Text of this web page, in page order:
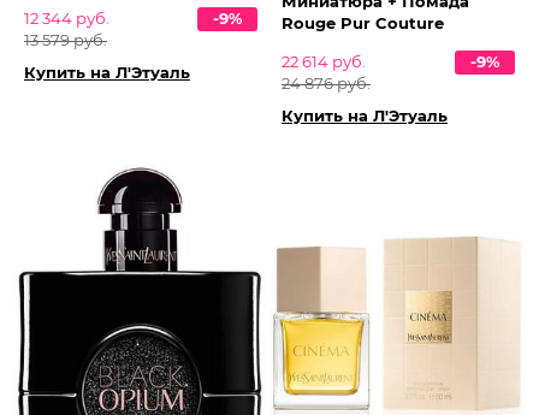
12 344 руб.
13 579 руб.
-9%
Купить на Л'Этуаль
Rouge Pur Couture
22 614 руб.
24 876 руб.
-9%
Купить на Л'Этуаль